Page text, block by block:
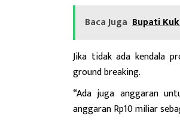
Baca Juga Bupati
Jika tidak ada kendala
ground breaking.
“Ada juga anggaran
anggaran Rp10 miliar